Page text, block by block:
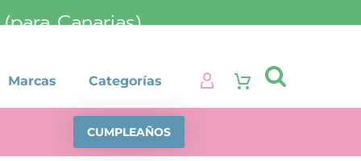
(para Canarias)
Marcas Categorías 
CUMPLEAÑOS